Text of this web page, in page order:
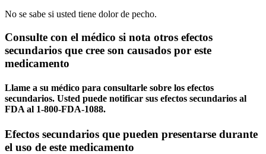
No se sabe si usted tiene dolor de pecho.
Consulte con el médico si nota otros efectos
secundarios que cree son causados por este
medicamento
Llame a su médico para consultarle sobre los efectos
secundarios. Usted puede notificar sus efectos secundarios al
FDA al 1-800-FDA-1088.
Efectos secundarios que pueden presentarse durante
el uso de este medicamento